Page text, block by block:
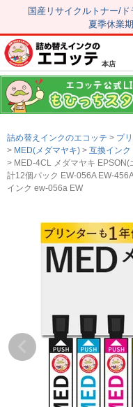
国産リサイクルトナー/
夏季休業
新規会員登録
トップページ
注文履歴
はじめての方へ
初心者用セット
キャノンインク
エプソンインク
詰め替えインク
互換インクボトル
互換インクカートリッ
再生インクカートリッジ
本店
詰め替えインクのエコッテ プ
MED(メダマヤキ)
互換インク
MED-4CL メダマヤキ
計12個パック EW-056A EW-
インク ew-056a EW